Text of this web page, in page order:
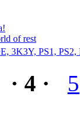
of rest
3K3Y, PS1, PS2,
· 4 · 5